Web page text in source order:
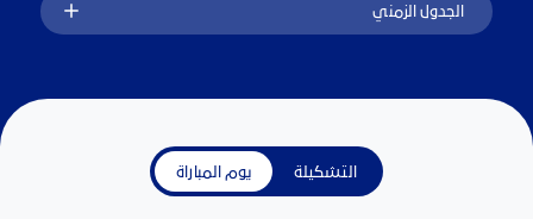
الجدول الزمني
التشكيلة يوم المباراة